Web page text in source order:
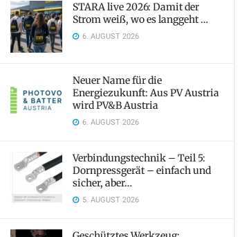
STARA live 2026: Damit der
Strom weiß, wo es langgeht …
6. AUGUST 2026
Neuer Name für die
Energiezukunft: Aus PV Austria
wird PV&B Austria
6. AUGUST 2026
Verbindungstechnik – Teil 5:
Dornpressgerät – einfach und
sicher, aber…
5. AUGUST 2026